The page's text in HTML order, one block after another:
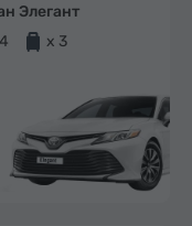
Элегант
x 3